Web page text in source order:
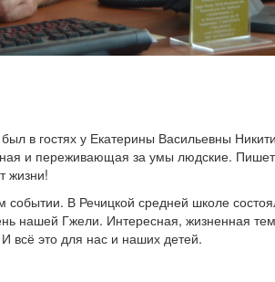
в гостях у Екатерины Васильевны
и переживающая за умы людские. Пишет
жизни!
событии. В Речицкой средней школе
нашей Гжели. Интересная, жизненная
всё это для нас и наших детей.